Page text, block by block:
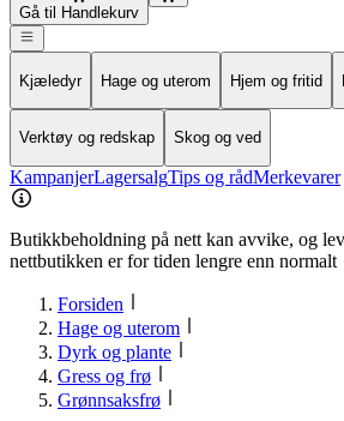
Gå til Handlekurv
Kjæledyr Hage og uterom Hjem og fritid
Verktøy og redskap Skog og ved
KampanjerLagersalgTips og rådMerkevarer
Butikkbeholdning på nett kan avvike, og
nettbutikken er for tiden lengre enn normalt
Forsiden
Hage og uterom
Dyrk og plante
Gress og frø
Grønnsaksfrø